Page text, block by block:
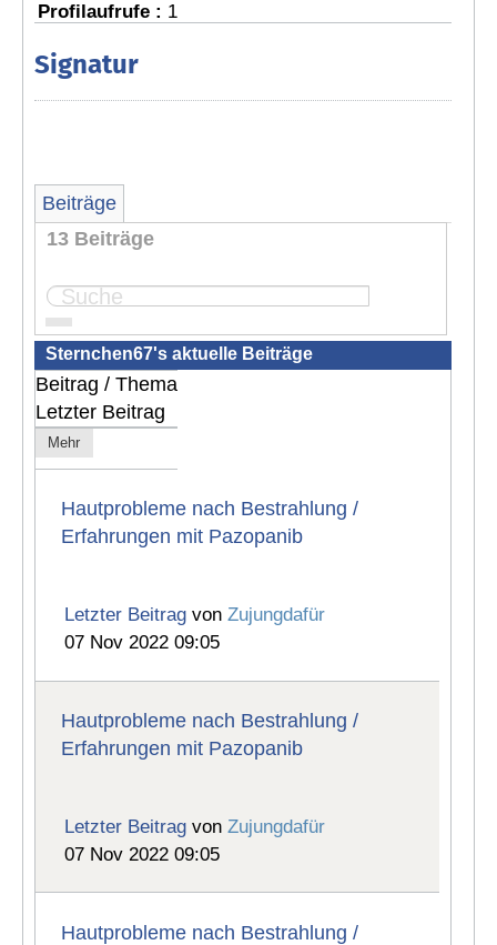
Profilaufrufe : 1
Signatur
Beiträge
13 Beiträge
Seite: 1
Sternchen67's aktuelle Beiträge
Beitrag / Thema
Letzter Beitrag
Mehr
Hautprobleme nach Bestrahlung /
Erfahrungen mit Pazopanib
Letzter Beitrag vonZujungdafür
07 Nov 2022 09:05
Hautprobleme nach Bestrahlung /
Erfahrungen mit Pazopanib
Letzter Beitrag vonZujungdafür
07 Nov 2022 09:05
Hautprobleme nach Bestrahlung /